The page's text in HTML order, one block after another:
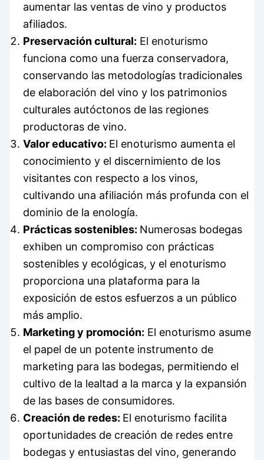
aumentar las ventas de vino y productos
afiliados.
Preservación cultural: El enoturismo
funciona como una fuerza conservadora,
conservando las metodologías tradicionales
de elaboración del vino y los patrimonios
culturales autóctonos de las regiones
productoras de vino.
Valor educativo: El enoturismo aumenta el
conocimiento y el discernimiento de los
visitantes con respecto a los vinos,
cultivando una afiliación más profunda con el
dominio de la enología.
Prácticas sostenibles: Numerosas bodegas
exhiben un compromiso con prácticas
sostenibles y ecológicas, y el enoturismo
proporciona una plataforma para la
exposición de estos esfuerzos a un público
más amplio.
Marketing y promoción: El enoturismo asume
el papel de un potente instrumento de
marketing para las bodegas, permitiendo el
cultivo de la lealtad a la marca y la expansión
de las bases de consumidores.
Creación de redes: El enoturismo facilita
oportunidades de creación de redes entre
bodegas y entusiastas del vino, generando